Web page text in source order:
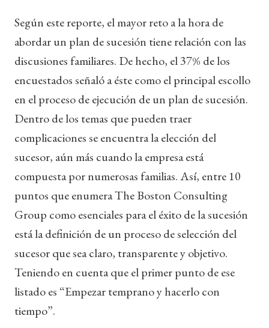
Según este reporte, el mayor reto a la hora de
abordar un plan de sucesión tiene relación con las
discusiones familiares. De hecho, el 37% de los
encuestados señaló a éste como el principal escollo
en el proceso de ejecución de un plan de sucesión.
Dentro de los temas que pueden traer
complicaciones se encuentra la elección del
sucesor, aún más cuando la empresa está
compuesta por numerosas familias. Así, entre 10
puntos que enumera The Boston Consulting
Group como esenciales para el éxito de la sucesión
está la definición de un proceso de selección del
sucesor que sea claro, transparente y objetivo.
Teniendo en cuenta que el primer punto de ese
listado es “Empezar temprano y hacerlo con
tiempo”.